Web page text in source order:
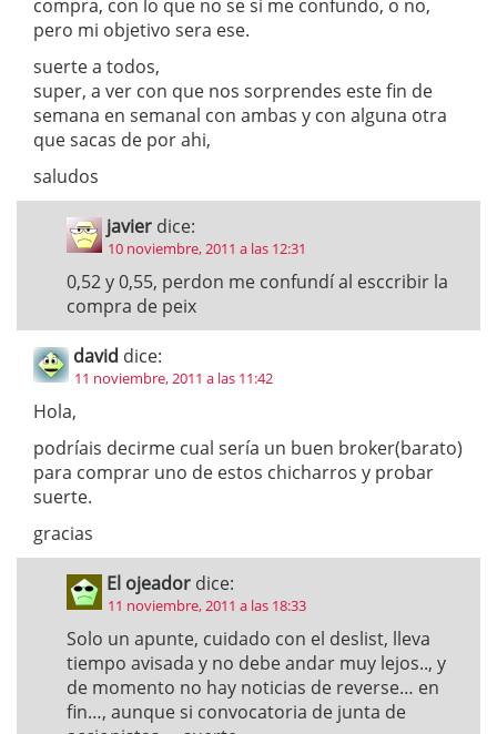
compra, con lo que no se si me confundo, o no,
pero mi objetivo sera ese.
suerte a todos,
super, a ver con que nos sorprendes este fin de
semana en semanal con ambas y con alguna otra
que sacas de por ahi,
saludos
javier dice:
10 noviembre, 2011 a las 12:31
0,52 y 0,55, perdon me confundí al esccribir la
compra de peix
david dice:
11 noviembre, 2011 a las 11:42
Hola,
podríais decirme cual sería un buen broker(barato)
para comprar uno de estos chicharros y probar
suerte.
gracias
El ojeador dice:
11 noviembre, 2011 a las 18:33
Solo un apunte, cuidado con el deslist, lleva
tiempo avisada y no debe andar muy lejos.., y
de momento no hay noticias de reverse… en
fin…, aunque si convocatoria de junta de